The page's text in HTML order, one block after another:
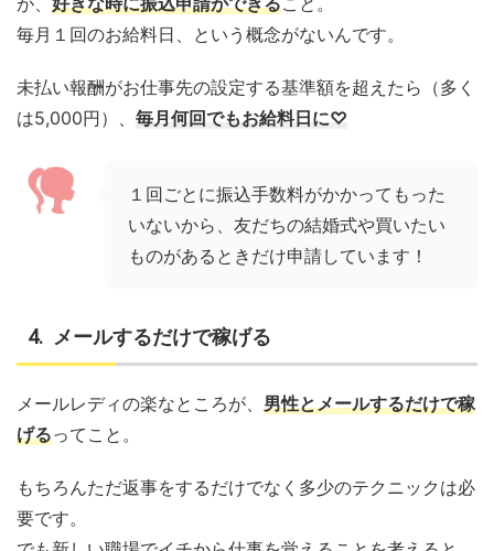
毎月１回のお給料日、という概念がないんです。
未払い報酬がお仕事先の設定する基準額を超えたら（多く
は5,000円）、 毎月何回でもお給料日に♡
１回ごとに振込手数料がかかってもった
いないから、友だちの結婚式や買いたい
ものがあるときだけ申請しています！
メールするだけで稼げる
メールレディの楽なところが、 男性とメールするだけで稼
げるってこと。
もちろんただ返事をするだけでなく多少のテクニックは必
要です。